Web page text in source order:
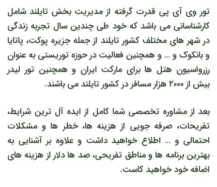
تور وی آی پی قدرت گرفته از مدیریت بخش تایلند شامل
کارشناسانی می باشد که خود طی چندین سال تجربه زندگی
در شهر های مختلف کشور تایلند از جمله جزیره پوکت، پاتایا
و بانکوک و … و همچنین فعالیت در حوزه توریستی به عنوان
رزرواسیون هتل ها برای مارکت ایران و همچنین تور لیدر
بیش از ۲۰۰۰ هزار مسافر در کشور تایلند می باشند.
بعد از مشاوره تخصصی شما کامل از ایده آل ترین شرایط،
تفریحات، صرفه جویی از هزینه ها، خطر ها و مشکلات
احتمالی و … اطلاع خواهید داشت و علاوه بر آشنایی به
بهترین برنامه ها و مناطق تفریحی، صد ها دلار از هزینه های
اضافه خود خواهید کاست.